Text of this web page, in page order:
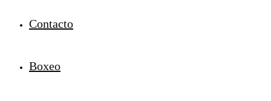
Contacto
Boxeo